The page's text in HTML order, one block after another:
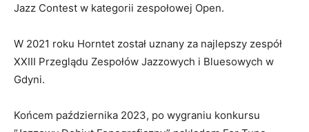
Jazz Contest w kategorii zespołowej Open.
W 2021 roku Horntet został uznany za najlepszy zespół
XXIII Przeglądu Zespołów Jazzowych i Bluesowych w
Gdyni.
Końcem października 2023, po wygraniu konkursu